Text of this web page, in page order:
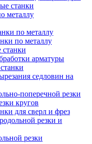
станки
металлу
по металлу
по металлу
станки
арматуры
седловин на
поперечной резки
кругов
для сверл и фрез
резки и
резки